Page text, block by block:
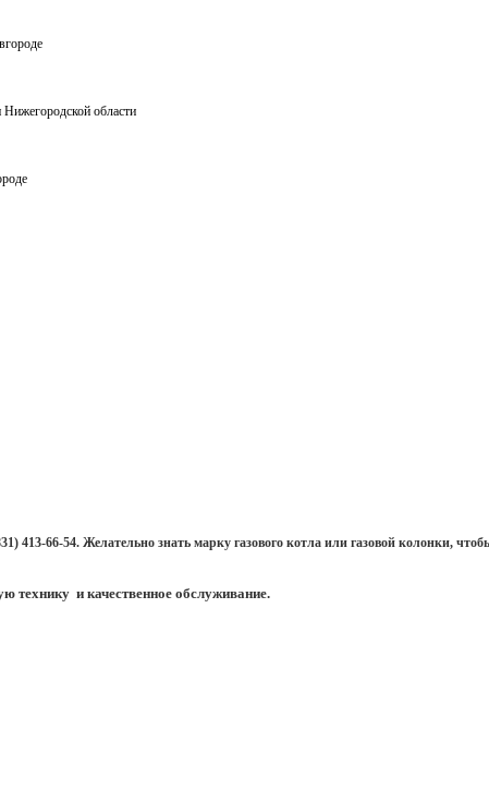
области
413-66-54. Желательно знать марку газового котла или газовой колонки,
технику и качественное обслуживание.